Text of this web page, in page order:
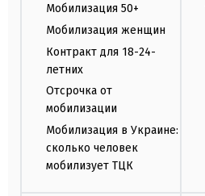
Мобилизация 50+
Мобилизация женщин
Контракт для 18-24-
летних
Отсрочка от
мобилизации
Мобилизация в Украине:
сколько человек
мобилизует ТЦК